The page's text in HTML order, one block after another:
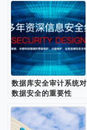
数据库安全审计系统对
数据安全的重要性